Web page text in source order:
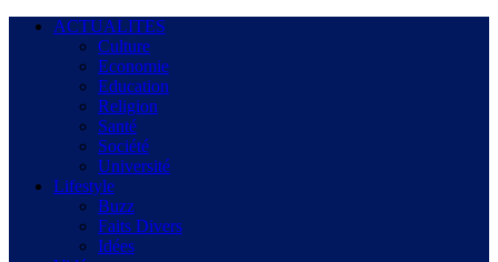
ACTUALITES
Culture
Economie
Education
Religion
Santé
Société
Université
Lifestyle
Buzz
Faits Divers
Idées